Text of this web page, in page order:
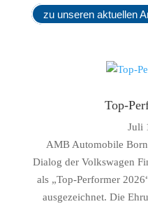
zu unseren aktuellen
Top-
Juli
AMB Automobile
Dialog der Volkswagen
als „Top-Performer
ausgezeichnet. Die